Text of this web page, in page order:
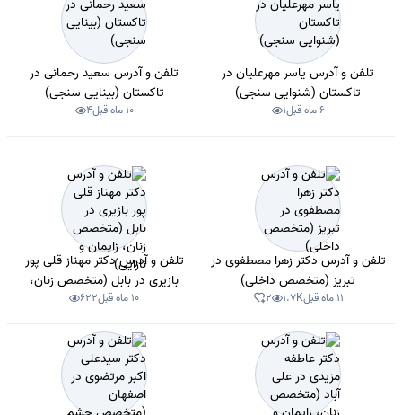
تلفن و آدرس یاسر مهرعلیان در
تاکستان (شنوایی سنجی)
6 ماه قبل 1
تلفن و آدرس سعید رحمانی در
تاکستان (بینایی سنجی)
10 ماه قبل 4
تلفن و آدرس دکتر زهرا مصطفوی در
تبریز (متخصص داخلی)
11 ماه قبل 1.7K
2
تلفن و آدرس دکتر مهناز قلی پور
بازیری در بابل (متخصص زنان،
زایمان و نازایی)
10 ماه قبل 622